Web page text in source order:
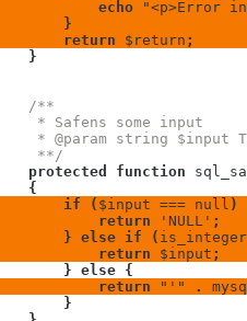
echo "<p>Error in
}
return $return ;
}
/**
* Safens some input
* @param string $input
**/
protected function
{
if ( $input === null )
return 'NULL' ;
} else if ( is_integer
return $input ;
} else {
return "'" .
}